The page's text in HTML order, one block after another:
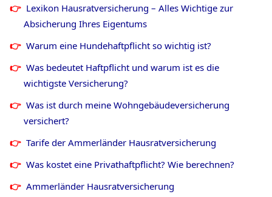
Lexikon Hausratversicherung – Alles Wichtige zur
Absicherung Ihres Eigentums
Warum eine Hundehaftpflicht so wichtig ist?
Was bedeutet Haftpflicht und warum ist es die
wichtigste Versicherung?
Was ist durch meine Wohngebäudeversicherung
versichert?
Tarife der Ammerländer Hausratversicherung
Was kostet eine Privathaftpflicht? Wie berechnen?
Ammerländer Hausratversicherung